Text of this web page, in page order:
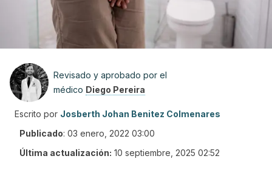
Revisado y aprobado por el
médico Diego Pereira
Escrito por Josberth Johan Benitez Colmenares
Publicado: 03 enero, 2022 03:00
Última actualización: 10 septiembre, 2025 02:52